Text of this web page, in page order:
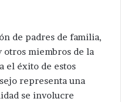
de padres de familia,
otros miembros de la
el éxito de estos
representa una
se involucre